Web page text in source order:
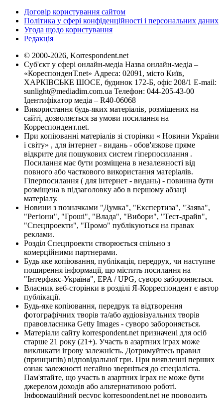
Договір користування сайтом
Політика у сфері конфіденційності і персональних даних
Угода щодо користування
Редакція
© 2000-2026, Korrespondent.net
Суб'єкт у сфері онлайн-медіа Назва онлайн-медіа –
«КореспонденТ.net» Адреса: 02091, місто Київ,
ХАРКІВСЬКЕ ШОСЕ, будинок 172-Б, офіс 208/1 E-mail:
sunlight@mediadim.com.ua Телефон: 044-205-43-00
Ідентифікатор медіа – R40-06068
Використання будь-яких матеріалів, розміщених на
сайті, дозволяється за умови посилання на
Корреспондент.net.
При копіюванні матеріалів зі сторінки « Новини України
і світу» , для інтернет - видань - обов'язкове пряме
відкрите для пошукових систем гіперпосилання .
Посилання має бути розміщена в незалежності від
повного або часткового використання матеріалів.
Гіперпосилання ( для інтернет - видань) - повинна бути
розміщена в підзаголовку або в першому абзаці
матеріалу.
Новини з позначками "Думка", "Експертиза", "Заява",
"Регіони", "Гроші", "Влада", "Вибори", "Тест-драйв",
"Спецпроекти", "Промо" публікуються на правах
реклами.
Розділ Спецпроекти створюється спільно з
комерційними партнерами.
Будь яке копіювання, публікація, передрук, чи наступне
поширення інформації, що містить посилання на
"Інтерфакс-Україна", EPA / UPG, суворо забороняється.
Власник веб-сторінки в розділі Я-Корреспондент є автор
публікації.
Будь-яке копіювання, передрук та відтворення
фотографічних творів та/або аудіовізуальних творів
правовласника Getty Images - суворо забороняється.
Матеріали сайту korrespondent.net призначені для осіб
старше 21 року (21+). Участь в азартних іграх може
викликати ігрову залежність. Дотримуйтесь правил
(принципів) відповідальної гри. При виявленні перших
ознак залежності негайно зверніться до спеціаліста.
Пам'ятайте, що участь в азартних іграх не може бути
джерелом доходів або альтернативою роботі.
Інформаційний ресурс korrespondent.net не проводить